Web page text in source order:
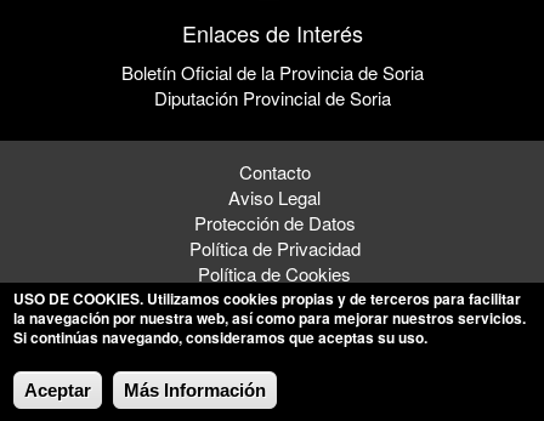
Enlaces de Interés
Boletín Oficial de la Provincia de Soria
Diputación Provincial de Soria
Contacto
Aviso Legal
Protección de Datos
Política de Privacidad
Política de Cookies
© 2026 Ayuntamiento de Dévanos
USO DE COOKIES. Utilizamos cookies propias y de terceros para facilitar
la navegación por nuestra web, así como para mejorar nuestros servicios.
Si continúas navegando, consideramos que aceptas su uso.
Aceptar Más Información